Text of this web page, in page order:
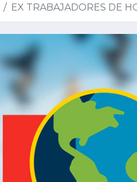
EX TRABAJADORES DE